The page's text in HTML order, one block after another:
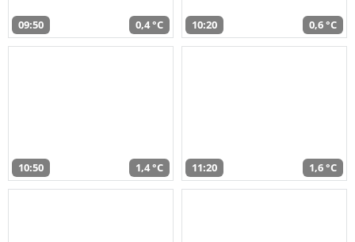
09:50 0,4 °C 10:20 0,6 °C
10:50 1,4 °C 11:20 1,6 °C